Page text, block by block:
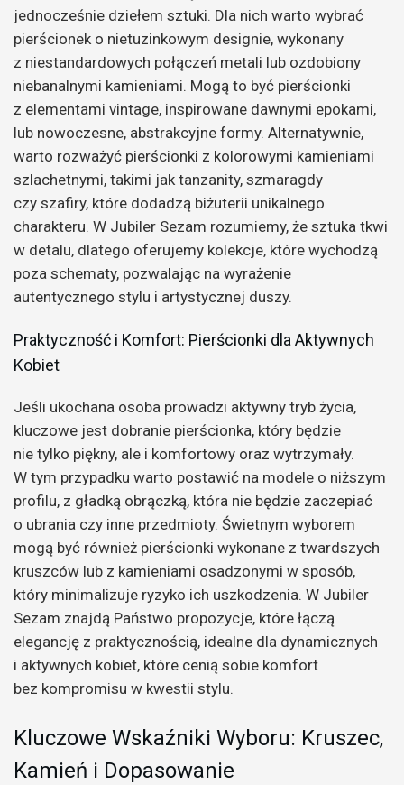
jednocześnie dziełem sztuki. Dla nich warto wybrać
pierścionek o nietuzinkowym designie, wykonany
z niestandardowych połączeń metali lub ozdobiony
niebanalnymi kamieniami. Mogą to być pierścionki
z elementami vintage, inspirowane dawnymi epokami,
lub nowoczesne, abstrakcyjne formy. Alternatywnie,
warto rozważyć pierścionki z kolorowymi kamieniami
szlachetnymi, takimi jak tanzanity, szmaragdy
czy szafiry, które dodadzą biżuterii unikalnego
charakteru. W Jubiler Sezam rozumiemy, że sztuka tkwi
w detalu, dlatego oferujemy kolekcje, które wychodzą
poza schematy, pozwalając na wyrażenie
autentycznego stylu i artystycznej duszy.
Praktyczność i Komfort: Pierścionki dla Aktywnych
Kobiet
Jeśli ukochana osoba prowadzi aktywny tryb życia,
kluczowe jest dobranie pierścionka, który będzie
nie tylko piękny, ale i komfortowy oraz wytrzymały.
W tym przypadku warto postawić na modele o niższym
profilu, z gładką obrączką, która nie będzie zaczepiać
o ubrania czy inne przedmioty. Świetnym wyborem
mogą być również pierścionki wykonane z twardszych
kruszców lub z kamieniami osadzonymi w sposób,
który minimalizuje ryzyko ich uszkodzenia. W Jubiler
Sezam znajdą Państwo propozycje, które łączą
elegancję z praktycznością, idealne dla dynamicznych
i aktywnych kobiet, które cenią sobie komfort
bez kompromisu w kwestii stylu.
Kluczowe Wskaźniki Wyboru: Kruszec,
Kamień i Dopasowanie